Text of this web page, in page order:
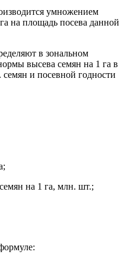
умножением
на площадь посева данной
в зональном
высева семян на 1 га в
и посевной годности
на 1 га, млн. шт.;